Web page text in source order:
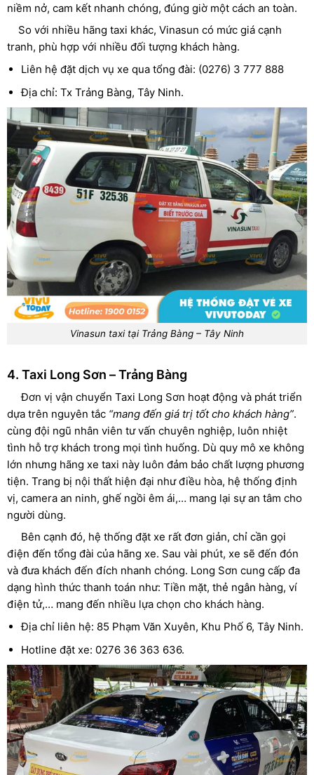
niềm nở, cam kết nhanh chóng, đúng giờ một cách an toàn.
So với nhiều hãng taxi khác, Vinasun có mức giá cạnh
tranh, phù hợp với nhiều đối tượng khách hàng.
Liên hệ đặt dịch vụ xe qua tổng đài: (0276) 3 777 888
Địa chỉ: Tx Trảng Bàng, Tây Ninh.
Vinasun taxi tại Trảng Bàng – Tây Ninh
4. Taxi Long Sơn – Trảng Bàng
Đơn vị vận chuyển Taxi Long Sơn hoạt động và phát triển
dựa trên nguyên tắc “mang đến giá trị tốt cho khách hàng”.
cùng đội ngũ nhân viên tư vấn chuyên nghiệp, luôn nhiệt
tình hỗ trợ khách trong mọi tình huống. Dù quy mô xe không
lớn nhưng hãng xe taxi này luôn đảm bảo chất lượng phương
tiện. Trang bị nội thất hiện đại như điều hòa, hệ thống định
vị, camera an ninh, ghế ngồi êm ái,… mang lại sự an tâm cho
người dùng.
Bên cạnh đó, hệ thống đặt xe rất đơn giản, chỉ cần gọi
điện đến tổng đài của hãng xe. Sau vài phút, xe sẽ đến đón
và đưa khách đến đích nhanh chóng. Long Sơn cung cấp đa
dạng hình thức thanh toán như: Tiền mặt, thẻ ngân hàng, ví
điện tử,… mang đến nhiều lựa chọn cho khách hàng.
Địa chỉ liên hệ: 85 Phạm Văn Xuyên, Khu Phố 6, Tây Ninh.
Hotline đặt xe: 0276 36 363 636.